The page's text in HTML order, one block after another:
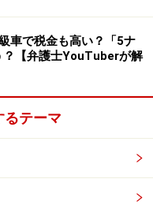
レーターが著作した
う書籍内のイラストに
です。
で、右側がそれによく
トです。
告イラスト ※画像：
車で税金も高い？「5ナ
？【弁護士YouTuberが解
るテーマ